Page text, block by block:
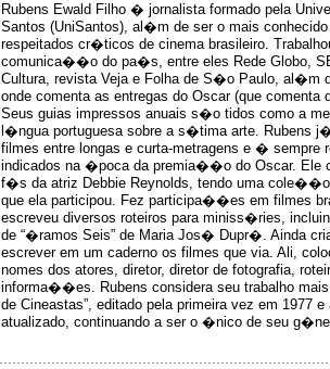
Rubens Ewald Filho � jornalista formado pela
Santos (UniSantos), al�m de ser o mais
respeitados cr�ticos de cinema brasileiro.
comunica��o do pa�s, entre eles Rede Globo,
Cultura, revista Veja e Folha de S�o Paulo, al�m
onde comenta as entregas do Oscar (que comenta
Seus guias impressos anuais s�o tidos como a
l�ngua portuguesa sobre a s�tima arte. Rubens
filmes entre longas e curta-metragens e � sempre
indicados na �poca da premia��o do Oscar. Ele
f�s da atriz Debbie Reynolds, tendo uma
que ela participou. Fez participa��es em filmes
escreveu diversos roteiros para miniss�ries,
de “�ramos Seis” de Maria Jos� Dupr�. Ainda
escrever em um caderno os filmes que via. Ali,
nomes dos atores, diretor, diretor de fotografia,
informa��es. Rubens considera seu trabalho
de Cineastas”, editado pela primeira vez em 1977 e
atualizado, continuando a ser o �nico de seu